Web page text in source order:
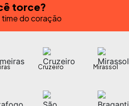
Villa terá de realizar cortes no
e, consequentemente,
na temporada 2023/24. Desde
temporada, Coutinho se
cinco gols e deu três
torce?
do coração
Cruzeiro Mirassol